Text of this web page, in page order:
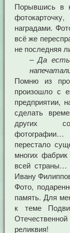
Порывшись в
наградами.
всё же
не последняя
– Да
Помню из
произошло с
предприятии,
сделать
других
перестало
многих
всей страны…
Ивану
Фото,
память. Для
к теме
реликвия!